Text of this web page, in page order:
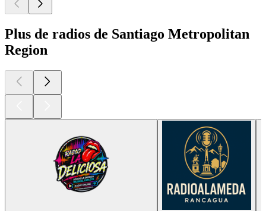
Plus de radios de Santiago Metropolitan
Region